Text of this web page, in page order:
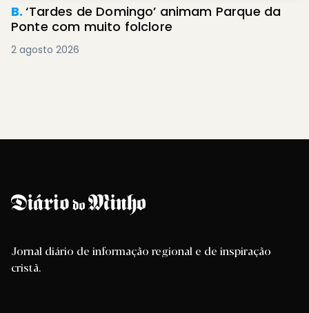
B.‘Tardes de Domingo’ animam Parque da
Ponte com muito folclore
2 agosto 2026
Jornal diário de informação regional e de inspiração
cristã.